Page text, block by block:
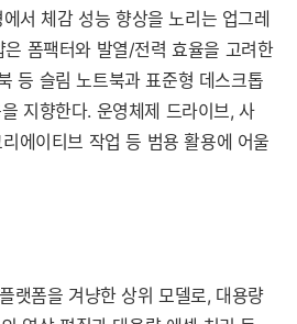
서 체감 성능 향상을 노리는 업그레
폼팩터와 발열/전력 효율을 고려한
등 슬림 노트북과 표준형 데스크톱
지향한다. 운영체제 드라이브, 사
에이티브 작업 등 범용 활용에 어울
랫폼을 겨냥한 상위 모델로, 대용량